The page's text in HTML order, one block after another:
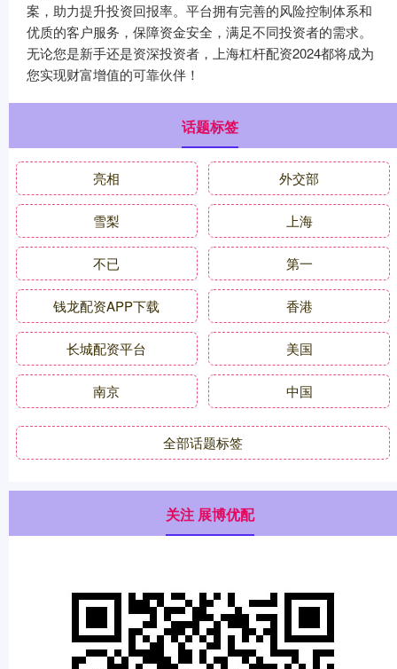
案，助力提升投资回报率。平台拥有完善的风险控制体系和
优质的客户服务，保障资金安全，满足不同投资者的需求。
无论您是新手还是资深投资者，上海杠杆配资2024都将成为
您实现财富增值的可靠伙伴！
话题标签
亮相 外交部
雪梨 上海
不已 第一
钱龙配资APP下载 香港
长城配资平台 美国
南京 中国
全部话题标签
关注 展博优配